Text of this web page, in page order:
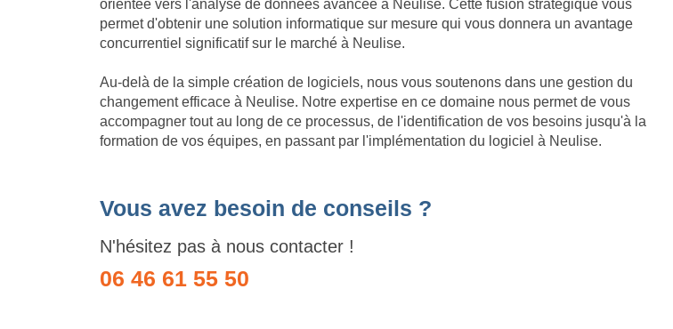
orientée vers l'analyse de données avancée à Neulise. Cette fusion stratégique vous
permet d'obtenir une solution informatique sur mesure qui vous donnera un avantage
concurrentiel significatif sur le marché à Neulise.
Au-delà de la simple création de logiciels, nous vous soutenons dans une gestion du
changement efficace à Neulise. Notre expertise en ce domaine nous permet de vous
accompagner tout au long de ce processus, de l'identification de vos besoins jusqu'à la
formation de vos équipes, en passant par l'implémentation du logiciel à Neulise.
Vous avez besoin de conseils ?
N'hésitez pas à nous contacter !
06 46 61 55 50